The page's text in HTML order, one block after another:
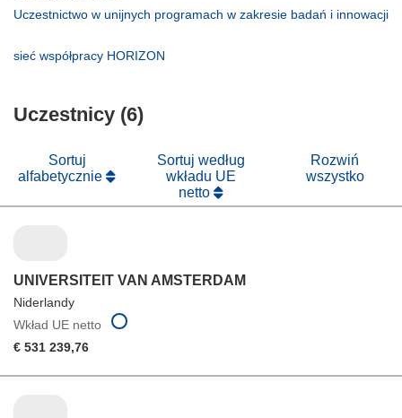
oknie)
otworzy
Uczestnictwo w unijnych programach w zakresie badań i innowacji
otworzy
nowym
sieć współpracy HORIZON
Uczestnicy (6)
Sortuj
alfabetycznie
Sortuj według
wkładu UE
netto
Rozwiń
wszystko
UNIVERSITEIT VAN AMSTERDAM
Niderlandy
Wkład UE netto
€ 531 239,76